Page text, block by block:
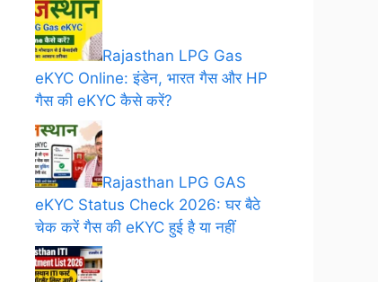
Rajasthan LPG Gas
eKYC Online: इंडेन, भारत गैस और HP
गैस की eKYC कैसे करें?
Rajasthan LPG GAS
eKYC Status Check 2026: घर बैठे
चेक करें गैस की eKYC हुई है या नहीं